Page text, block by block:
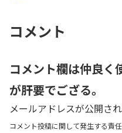
コメント
コメント欄は仲良く
が肝要でござる。
メールアドレスが公開さ
コメント投稿に関して発生する責